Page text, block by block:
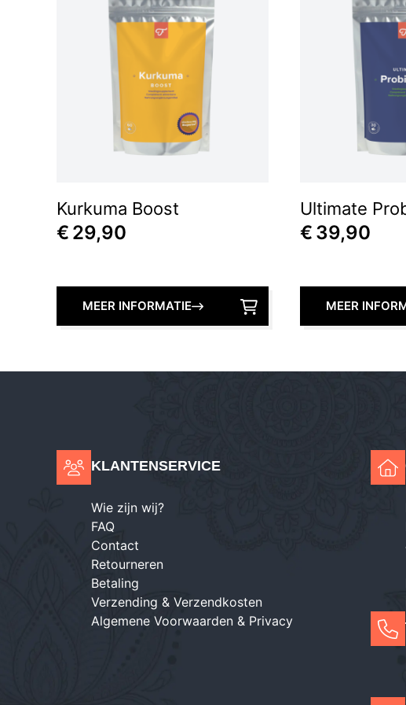
Kurkuma Boost
€ 29,90
MEER INFORMATIE
Ultimate
€ 39,90
MEER
KLANTENSERVICE
Wie zijn wij?
FAQ
Contact
Retourneren
Betaling
Verzending & Verzendkosten
Algemene Voorwaarden & Privacy